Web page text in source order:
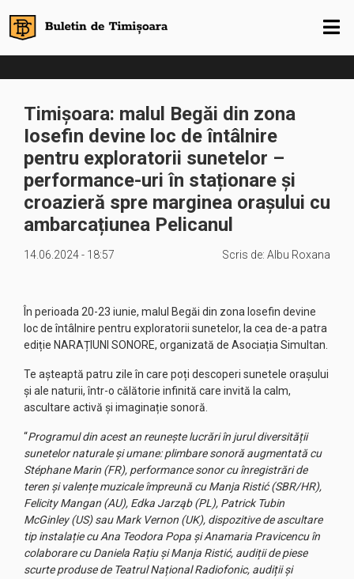
Timișoara: malul Begăi din zona
Iosefin devine loc de întâlnire
pentru exploratorii sunetelor –
performance-uri în staționare și
croazieră spre marginea orașului cu
ambarcațiunea Pelicanul
14.06.2024 - 18:57 Scris de: Albu Roxana
În perioada 20-23 iunie, malul Begăi din zona Iosefin devine
loc de întâlnire pentru exploratorii sunetelor, la cea de-a patra
ediție NARAȚIUNI SONORE, organizată de Asociația Simultan.
Te așteaptă patru zile în care poți descoperi sunetele orașului
și ale naturii, într-o călătorie infinită care invită la calm,
ascultare activă și imaginație sonoră.
“Programul din acest an reunește lucrări în jurul diversității
sunetelor naturale și umane: plimbare sonoră augmentată cu
Stéphane Marin (FR), performance sonor cu înregistrări de
teren și valențe muzicale împreună cu Manja Ristić (SBR/HR),
Felicity Mangan (AU), Edka Jarząb (PL), Patrick Tubin
McGinley (US) sau Mark Vernon (UK), dispozitive de ascultare
tip instalație cu Ana Teodora Popa și Anamaria Pravicencu în
colaborare cu Daniela Rațiu și Manja Ristić, audiții de piese
scurte produse de Teatrul Național Radiofonic, audiții și